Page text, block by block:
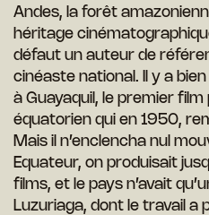
Andes, la forêt
héritage
défaut un auteur de
cinéaste national. Il y a
à Guayaquil, le premier
équatorien qui en 1950,
Mais il n’enclencha nul
Equateur, on produisait
films, et le pays n’avait
Luzuriaga, dont le travail a